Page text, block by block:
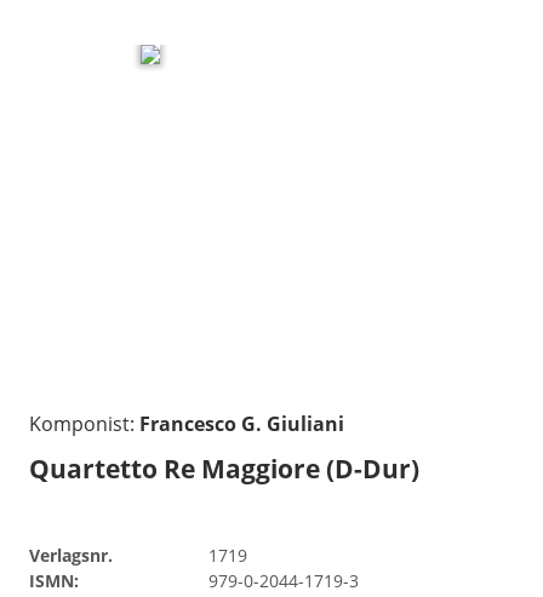
Komponist: Francesco G. Giuliani
Quartetto Re Maggiore (D-Dur)
Verlagsnr.
1719
ISMN:
979-0-2044-1719-3